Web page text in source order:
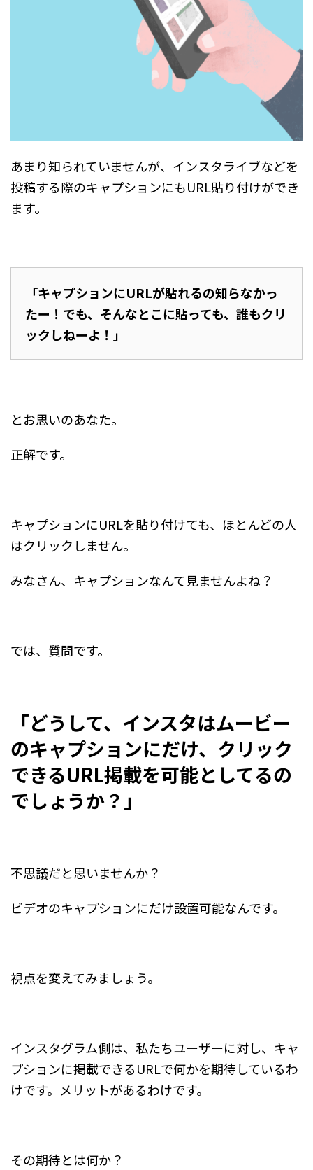
あまり知られていませんが、インスタライブなどを
投稿する際のキャプションにもURL貼り付けができ
ます。
「キャプションにURLが貼れるの知らなかっ
たー！でも、そんなとこに貼っても、誰もクリ
ックしねーよ！」
とお思いのあなた。
正解です。
キャプションにURLを貼り付けても、ほとんどの人
はクリックしません。
みなさん、キャプションなんて見ませんよね？
では、質問です。
「どうして、インスタはムービー
のキャプションにだけ、クリック
できるURL掲載を可能としてるの
でしょうか？」
不思議だと思いませんか？
ビデオのキャプションにだけ設置可能なんです。
視点を変えてみましょう。
インスタグラム側は、私たちユーザーに対し、キャ
プションに掲載できるURLで何かを期待しているわ
けです。メリットがあるわけです。
その期待とは何か？